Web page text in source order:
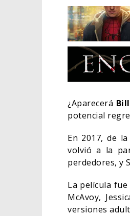
¿Aparecerá
potencial
En 2017, de
volvió a la
perdedores, y
La película
McAvoy,
versiones